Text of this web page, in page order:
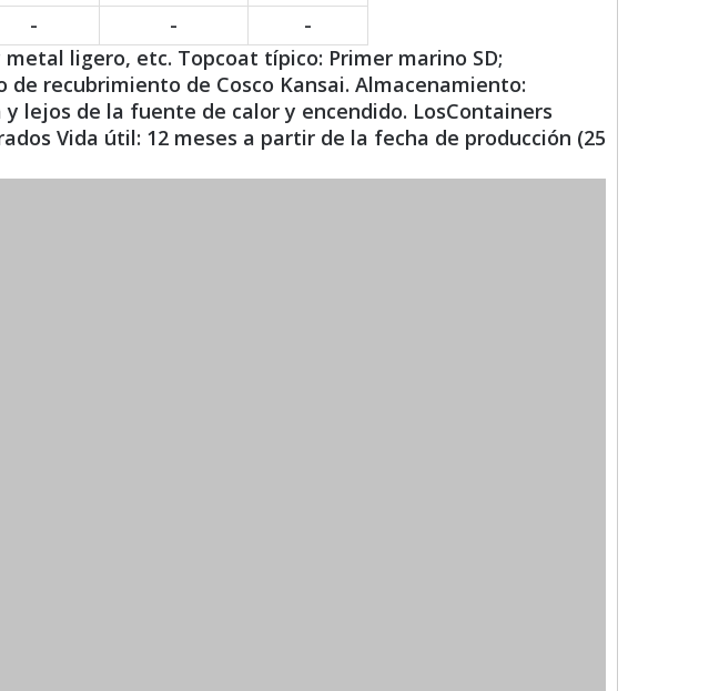
- -
-
ligero, etc. Topcoat típico: Primer marino SD;
de recubrimiento de Cosco Kansai. Almacenamiento:
lejos de la fuente de calor y encendido. LosContainers
Vida útil: 12 meses a partir de la fecha de producción (25